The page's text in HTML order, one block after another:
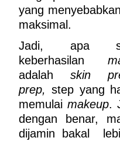
yang
maksimal.
Jadi, apa
keberhasilan
adalah skin
prep, step yang
memulai makeup.
dengan benar,
dijamin bakal